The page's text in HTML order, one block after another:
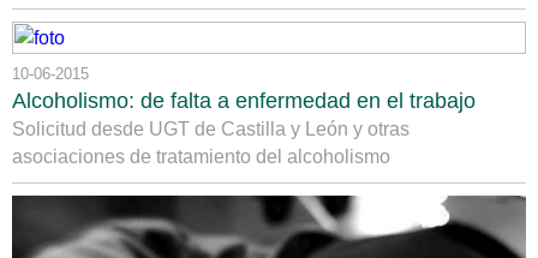
10-06-2015
Alcoholismo: de falta a enfermedad en el trabajo
Solicitud desde UGT de Castilla y León y otras
asociaciones de tratamiento del alcoholismo